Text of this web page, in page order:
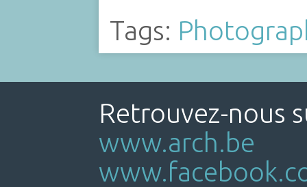
Tags:
Retrouvez-nous
www.arch.be